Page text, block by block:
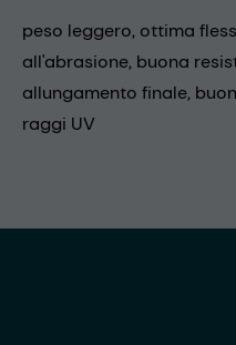
peso leggero, ottima
all'abrasione, buona
allungamento finale,
raggi UV